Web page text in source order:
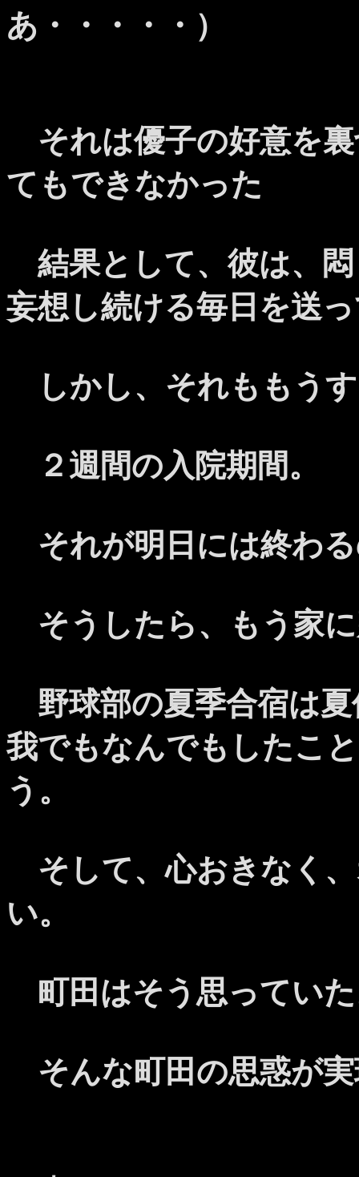
あ・・・・・）
それは優子の好意を
てもできなかった
結果として、彼は、
妄想し続ける毎日を送
しかし、それももう
２週間の入院期間。
それが明日には終わ
そうしたら、もう家
野球部の夏季合宿は
我でもなんでもしたこ
う。
そして、心おきなく
い。
町田はそう思ってい
そんな町田の思惑が